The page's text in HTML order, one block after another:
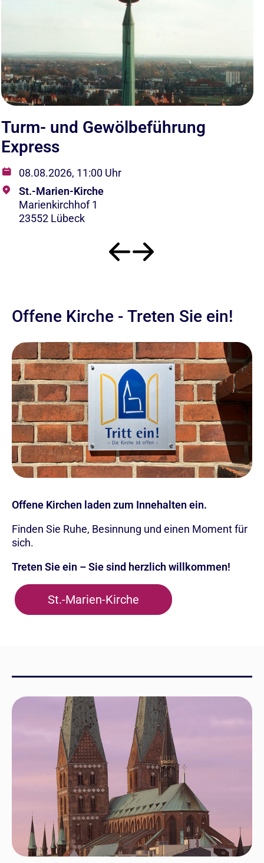
Turm- und Gewölbeführung
Express
08.08.2026, 11:00 Uhr
St.-Marien-Kirche
Marienkirchhof 1
23552 Lübeck
Offene Kirche - Treten Sie ein!
Offene Kirchen laden zum Innehalten ein.
Finden Sie Ruhe, Besinnung und einen Moment für
sich.
Treten Sie ein – Sie sind herzlich willkommen!
St.-Marien-Kirche